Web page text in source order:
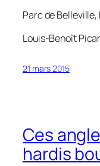
Parc de Belleville,
Louis-Benoît
21 mars 2015
Ces
hardis